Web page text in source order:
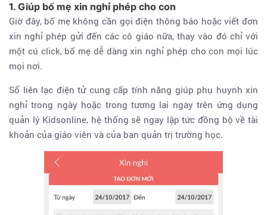
1. Giúp bố mẹ xin nghỉ phép cho con
Giờ đây, bố mẹ không cần gọi điện thông báo hoặc viết đơn
xin nghỉ phép gửi đến các cô giáo nữa, thay vào đó chỉ với
một cú click, bố mẹ dễ dàng xin nghỉ phép cho con mọi lúc
mọi nơi.
Sổ liên lạc điện tử cung cấp tính năng giúp phụ huynh xin
nghỉ trong ngày hoặc trong tương lai ngay trên ứng dụng
quản lý Kidsonline, hệ thống sẽ ngay lập tức đồng bộ về tài
khoản của giáo viên và của ban quản trị trường học.